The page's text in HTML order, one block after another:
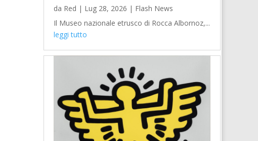
da Red | Lug 28, 2026 | Flash News
Il Museo nazionale etrusco di Rocca Albornoz,...
leggi tutto